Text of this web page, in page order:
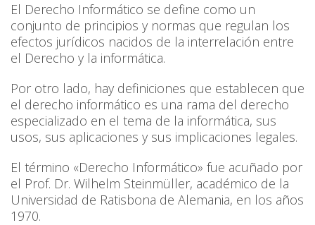
El Derecho Informático se define como un
conjunto de principios y normas que regulan los
efectos jurídicos nacidos de la interrelación entre
el Derecho y la informática.
Por otro lado, hay definiciones que establecen que
el derecho informático es una rama del derecho
especializado en el tema de la informática, sus
usos, sus aplicaciones y sus implicaciones legales.
El término «Derecho Informático» fue acuñado por
el Prof. Dr. Wilhelm Steinmüller, académico de la
Universidad de Ratisbona de Alemania, en los años
1970.